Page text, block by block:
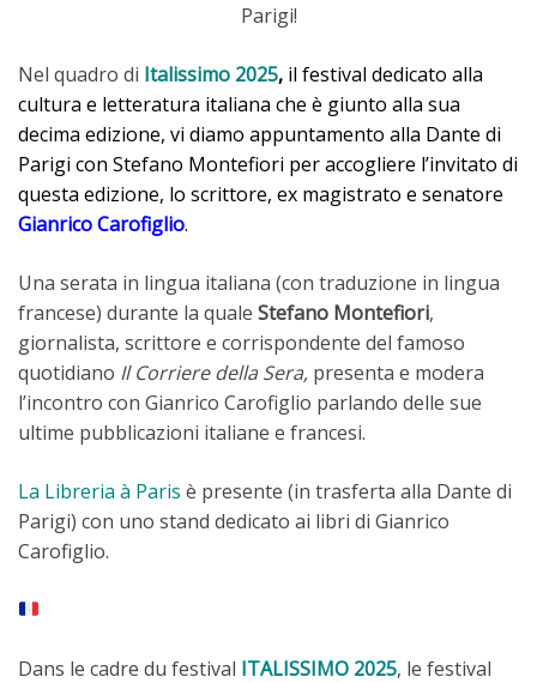
Parigi!
Nel quadro di Italissimo 2025, il festival dedicato alla
cultura e letteratura italiana che è giunto alla sua
decima edizione, vi diamo appuntamento alla Dante di
Parigi con Stefano Montefiori per accogliere l’invitato di
questa edizione, lo scrittore, ex magistrato e senatore
Gianrico Carofiglio.
Una serata in lingua italiana (con traduzione in lingua
francese) durante la quale Stefano Montefiori,
giornalista, scrittore e corrispondente del famoso
quotidiano Il Corriere della Sera, presenta e modera
l’incontro con Gianrico Carofiglio parlando delle sue
ultime pubblicazioni italiane e francesi.
La Libreria à Paris è presente (in trasferta alla Dante di
Parigi) con uno stand dedicato ai libri di Gianrico
Carofiglio.
Dans le cadre du festival ITALISSIMO 2025, le festival